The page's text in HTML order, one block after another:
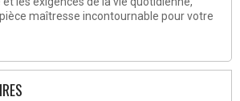
maîtresse incontournable pour votre